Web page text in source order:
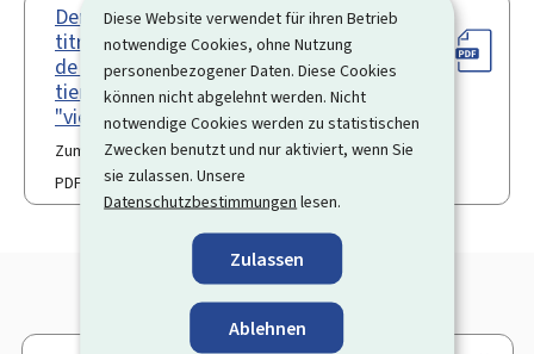
Diese Website verwendet für ihren Betrieb
notwendige Cookies, ohne Nutzung
personenbezogener Daten. Diese Cookies
können nicht abgelehnt werden. Nicht
notwendige Cookies werden zu statistischen
Zwecken benutzt und nur aktiviert, wenn Sie
sie zulassen. Unsere
Datenschutzbestimmungen lesen.
Zulassen
Ablehnen
Demande en renouvellement d’un
titre de séjour ou d’une autorisation
de travail pour ressortissant de pays
tiers détenteur d’un titre de séjour
"vie privée"
Zum letzten Mal aktualisiert am 06.01.2026
PDF
118 KB